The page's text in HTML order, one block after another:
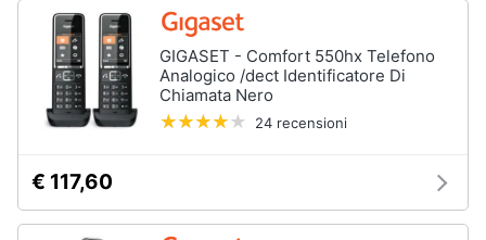
GIGASET - Comfort 550hx Telefono
Analogico /dect Identificatore Di
Chiamata Nero
24 recensioni
€ 117,60